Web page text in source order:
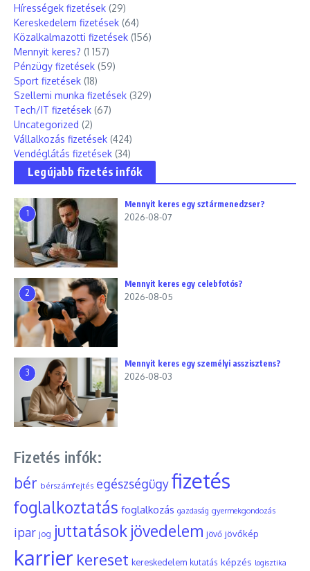
Hírességek fizetések (29)
Kereskedelem fizetések (64)
Közalkalmazotti fizetések (156)
Mennyit keres? (1 157)
Pénzügy fizetések (59)
Sport fizetések (18)
Szellemi munka fizetések (329)
Tech/IT fizetések (67)
Uncategorized (2)
Vállalkozás fizetések (424)
Vendéglátás fizetések (34)
Legújabb fizetés infók
1
Mennyit keres egy sztármenedzser?
2026-08-07
2
Mennyit keres egy celebfotós?
2026-08-05
3
Mennyit keres egy személyi asszisztens?
2026-08-03
Fizetés infók:
bér bérszámfejtés egészségügyfizetés
foglalkoztatás foglalkozás gazdaság gyermekgondozás
ipar jog juttatások jövedelem jövő jövőkép
karrier kereset kereskedelem kutatás képzés logisztika